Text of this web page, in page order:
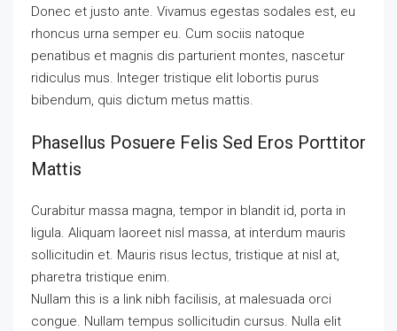
Donec et justo ante. Vivamus egestas sodales est, eu
rhoncus urna semper eu. Cum sociis natoque
penatibus et magnis dis parturient montes, nascetur
ridiculus mus. Integer tristique elit lobortis purus
bibendum, quis dictum metus mattis.
Phasellus Posuere Felis Sed Eros Porttitor
Mattis
Curabitur massa magna, tempor in blandit id, porta in
ligula. Aliquam laoreet nisl massa, at interdum mauris
sollicitudin et. Mauris risus lectus, tristique at nisl at,
pharetra tristique enim.
Nullam this is a link nibh facilisis, at malesuada orci
congue. Nullam tempus sollicitudin cursus. Nulla elit